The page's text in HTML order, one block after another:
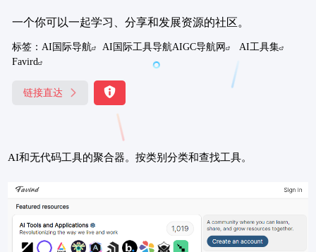
一个你可以一起学习、分享和发展资源的社区。
标签： AI国际导航 AI国际工具导航AIGC导航网
AI工具集
Favird
链接直达
AI和无代码工具的聚合器。按类别分类和查找工具。